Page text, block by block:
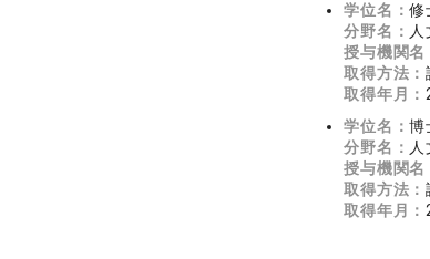
学位名：修
分野名：
授与機関名
取得方法：
取得年月：
学位名：博
分野名：
授与機関名
取得方法：
取得年月：